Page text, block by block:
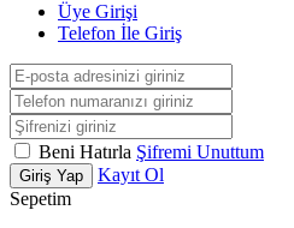
Üye Girişi
Telefon İle Giriş
Beni Hatırla Şifremi Unuttum
Giriş Yap
Kayıt Ol
Sepetim